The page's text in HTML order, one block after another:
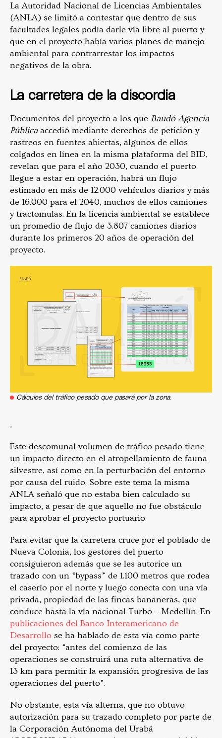
La Autoridad Nacional de Licencias Ambientales
(ANLA) se limitó a contestar que dentro de sus
facultades legales podía darle vía libre al puerto y
que en el proyecto había varios planes de manejo
ambiental para contrarrestar los impactos
negativos de la obra.
La carretera de la discordia
Documentos del proyecto a los que Baudó Agencia
Pública accedió mediante derechos de petición y
rastreos en fuentes abiertas, algunos de ellos
colgados en línea en la misma plataforma del BID,
revelan que para el año 2030, cuando el puerto
llegue a estar en operación, habrá un flujo
estimado en más de 12.000 vehículos diarios y más
de 16.000 para el 2040, muchos de ellos camiones
y tractomulas. En la licencia ambiental se establece
un promedio de flujo de 3.807 camiones diarios
durante los primeros 20 años de operación del
proyecto.
Cálculos del tráfico pesado que pasará por la zona.
.
Este descomunal volumen de tráfico pesado tiene
un impacto directo en el atropellamiento de fauna
silvestre, así como en la perturbación del entorno
por causa del ruido. Sobre este tema la misma
ANLA señaló que no estaba bien calculado su
impacto, a pesar de que aquello no fue obstáculo
para aprobar el proyecto portuario.
Para evitar que la carretera cruce por el poblado de
Nueva Colonia, los gestores del puerto
consiguieron además que se les autorice un
trazado con un “bypass” de 1.100 metros que rodea
el caserío por el norte y luego conecta con una vía
privada, propiedad de las fincas bananeras, que
conduce hasta la vía nacional Turbo – Medellín. En
publicaciones del Banco Interamericano de
Desarrollo se ha hablado de esta vía como parte
del proyecto: “antes del comienzo de las
operaciones se construirá una ruta alternativa de
13 km para permitir la expansión progresiva de las
operaciones del puerto”.
No obstante, esta vía alterna, que no obtuvo
autorización para su trazado completo por parte de
la Corporación Autónoma del Urabá